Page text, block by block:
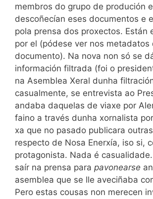
membros do grupo de produción
descoñecían eses documentos e
pola prensa dos proxectos. Están
por el (pódese ver nos metadatos
documento). Na nova non só se
información filtrada (foi o
na Asemblea Xeral dunha
casualmente, se entrevista ao
andaba daquelas de viaxe por
faino a través dunha xornalista
xa que no pasado publicara
respecto de Nosa Enerxía, iso si,
protagonista. Nada é
saír na prensa para pavonearse
asemblea que se lle aveciñaba
Pero estas cousas non merecen